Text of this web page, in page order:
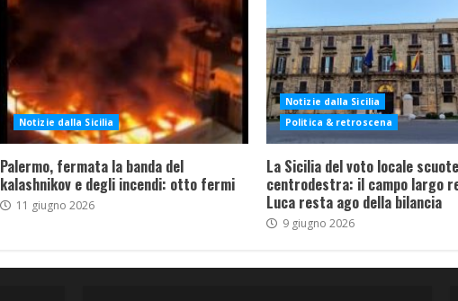
Notizie dalla Sicilia
Palermo, fermata la banda del
kalashnikov e degli incendi: otto fermi
11 giugno 2026
Notizie dalla Sicilia
Politica & retroscena
La Sicilia del voto locale
centrodestra: il campo largo
Luca resta ago della bilancia
9 giugno 2026